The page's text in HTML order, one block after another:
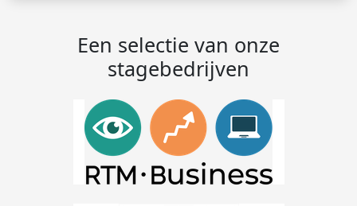
Een selectie van onze
stagebedrijven